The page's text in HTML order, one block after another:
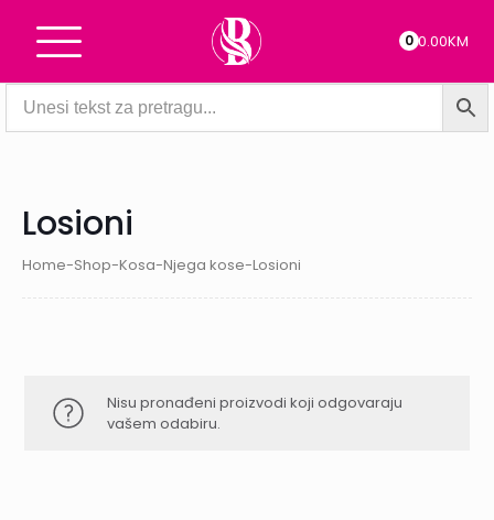
0 0.00KM
Losioni
Home-Shop-Kosa-Njega kose-Losioni
Nisu pronađeni proizvodi koji odgovaraju
vašem odabiru.